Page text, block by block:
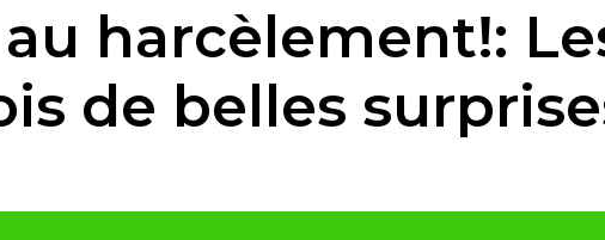
harcèlement!:
de belles